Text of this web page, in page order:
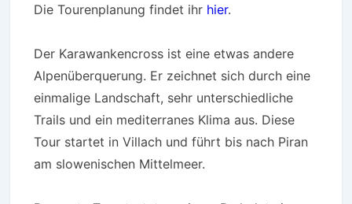
Die Tourenplanung findet ihr hier.
Der Karawankencross ist eine etwas andere
Alpenüberquerung. Er zeichnet sich durch eine
einmalige Landschaft, sehr unterschiedliche
Trails und ein mediterranes Klima aus. Diese
Tour startet in Villach und führt bis nach Piran
am slowenischen Mittelmeer.